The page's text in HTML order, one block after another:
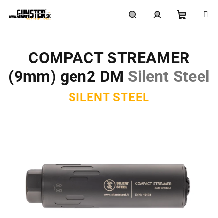
košík
COMPACT STREAMER
(9mm) gen2 DM Silent Steel
SILENT STEEL